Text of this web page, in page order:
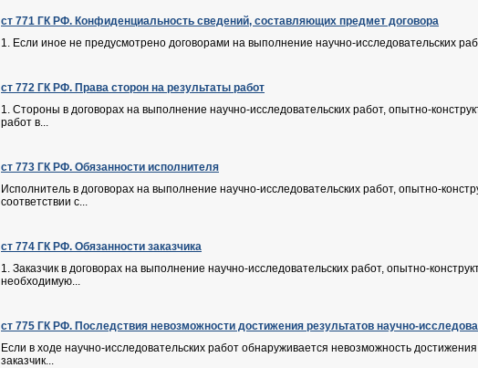
ст 771 ГК РФ. Конфиденциальность сведений, составляющих предмет договора
1. Если иное не предусмотрено договорами на выполнение научно-исследовательских
ст 772 ГК РФ. Права сторон на результаты работ
1. Стороны в договорах на выполнение научно-исследовательских работ, опытно-
работ в...
ст 773 ГК РФ. Обязанности исполнителя
Исполнитель в договорах на выполнение научно-исследовательских работ, опытно-
соответствии с...
ст 774 ГК РФ. Обязанности заказчика
1. Заказчик в договорах на выполнение научно-исследовательских работ, опытно-
необходимую...
ст 775 ГК РФ. Последствия невозможности достижения результатов научно-
Если в ходе научно-исследовательских работ обнаруживается невозможность
заказчик...